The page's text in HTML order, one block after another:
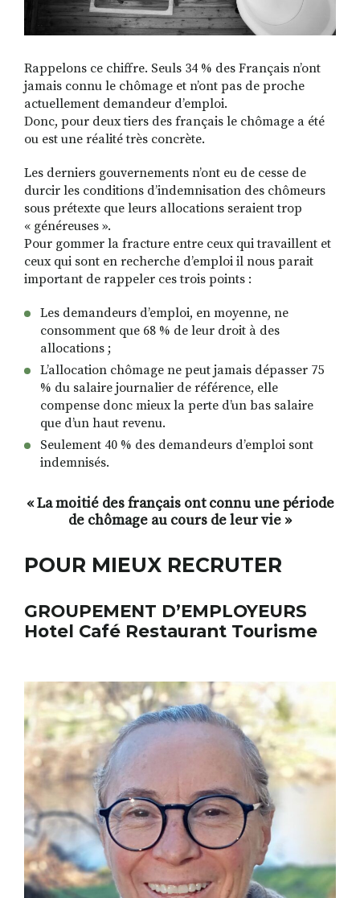
Rappelons ce chiffre. Seuls 34 % des Français n’ont
jamais connu le chômage et n’ont pas de proche
actuellement demandeur d’emploi.
Donc, pour deux tiers des français le chômage a été
ou est une réalité très concrète.
Les derniers gouvernements n’ont eu de cesse de
durcir les conditions d’indemnisation des chômeurs
sous prétexte que leurs allocations seraient trop
« généreuses ».
Pour gommer la fracture entre ceux qui travaillent et
ceux qui sont en recherche d’emploi il nous parait
important de rappeler ces trois points :
Les demandeurs d’emploi, en moyenne, ne
consomment que 68 % de leur droit à des
allocations ;
L’allocation chômage ne peut jamais dépasser 75
% du salaire journalier de référence, elle
compense donc mieux la perte d’un bas salaire
que d’un haut revenu.
Seulement 40 % des demandeurs d’emploi sont
indemnisés.
« La moitié des français ont connu une période
de chômage au cours de leur vie »
POUR MIEUX RECRUTER
GROUPEMENT D’EMPLOYEURS
Hotel Café Restaurant Tourisme